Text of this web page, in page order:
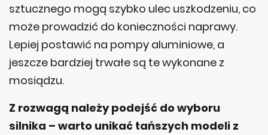
sztucznego mogą szybko ulec uszkodzeniu, co
może prowadzić do konieczności naprawy.
Lepiej postawić na pompy aluminiowe, a
jeszcze bardziej trwałe są te wykonane z
mosiądzu.
Z rozwagą należy podejść do wyboru
silnika – warto unikać tańszych modeli z